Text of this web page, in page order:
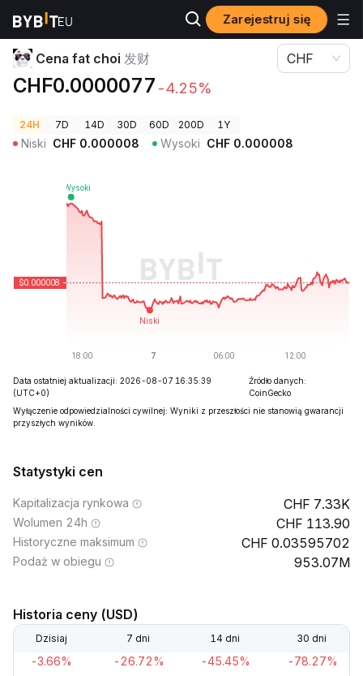
Zarejestruj się
Ceny kryptowalut Cena fat choi 发财
Cena fat choi 发财
CHF0.0000077 -4.25%
CHF
24H 7D 14D 30D 60D 200D 1Y
Niski CHF 0.000008 Wysoki CHF 0.000008
Data ostatniej aktualizacji: 2026-08-07 16:35:39
(UTC+0)
Źródło danych:
CoinGecko
Wyłączenie odpowiedzialności cywilnej: Wyniki z przeszłości nie stanowią gwarancji
przyszłych wyników.
Statystyki cen
Kapitalizacja rynkowa 7.33K
Wolumen 24h 113.90
Historyczne maksimum 0.03595702
Podaż w obiegu 953.07M
Historia ceny (USD)
Dzisiaj 7 dni 14 dni 30 dni
-3.66% -26.72% -45.45% -78.27%